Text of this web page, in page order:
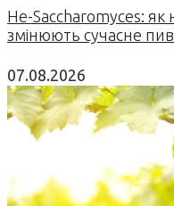
Не-Saccharomyces: як
змінюють сучасне
07.08.2026